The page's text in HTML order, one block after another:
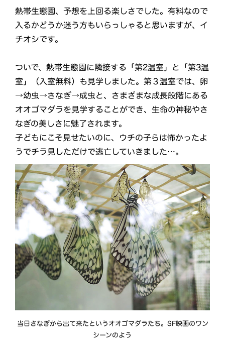
熱帯生態園、予想を上回る楽しさでした。有料なので
入るかどうか迷う方もいらっしゃると思いますが、イ
チオシです。
ついで、熱帯生態園に隣接する「第2温室」と「第3温
室」（入室無料）も見学しました。第３温室では、卵
→幼虫→さなぎ→成虫と、さまざまな成長段階にある
オオゴマダラを見学することができ、生命の神秘やさ
なぎの美しさに魅了されます。
子どもにこそ見せたいのに、ウチの子らは怖かったよ
うでチラ見しただけで逃亡していきました…。
当日さなぎから出て来たというオオゴマダラたち。SF映画のワン
シーンのよう